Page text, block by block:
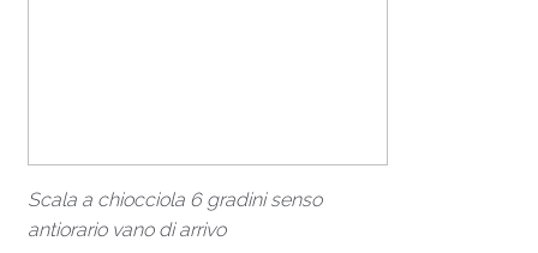
Scala a chiocciola 6 gradini senso
antiorario vano di arrivo